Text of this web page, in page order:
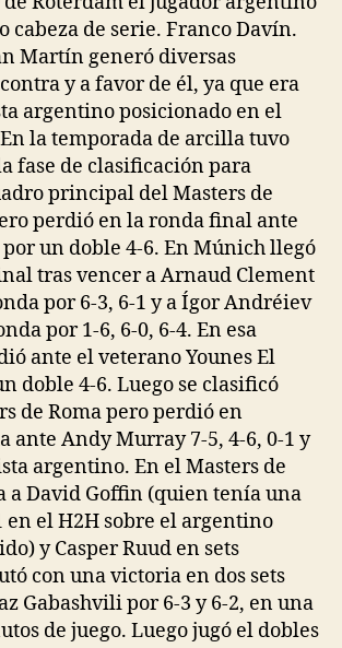
cabeza de serie. Franco Davín.
Martín generó diversas
y a favor de él, ya que era
argentino posicionado en el
la temporada de arcilla tuvo
fase de clasificación para
principal del Masters de
perdió en la ronda final ante
un doble 4-6. En Múnich llegó
tras vencer a Arnaud Clement
por 6-3, 6-1 y a Ígor Andréiev
por 1-6, 6-0, 6-4. En esa
ante el veterano Younes El
doble 4-6. Luego se clasificó
de Roma pero perdió en
ante Andy Murray 7-5, 4-6, 0-1 y
argentino. En el Masters de
a David Goffin (quien tenía una
en el H2H sobre el argentino
y Casper Ruud en sets
con una victoria en dos sets
Gabashvili por 6-3 y 6-2, en una
de juego. Luego jugó el dobles